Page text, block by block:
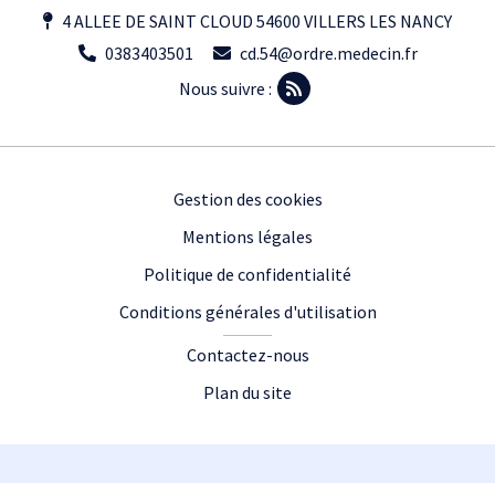
4 ALLEE DE SAINT CLOUD 54600 VILLERS LES NANCY
0383403501
cd.54@ordre.medecin.fr
Nous suivre :
Gestion des cookies
Mentions légales
Politique de confidentialité
Conditions générales d'utilisation
Contactez-nous
Plan du site